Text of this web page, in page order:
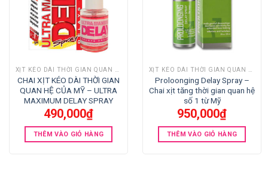
XỊT KÉO DÀI THỜI GIAN QUAN HỆ
CHAI XỊT KÉO DÀI THỜI GIAN
QUAN HỆ CỦA MỸ – ULTRA
MAXIMUM DELAY SPRAY
490,000₫
THÊM VÀO GIỎ HÀNG
XỊT KÉO DÀI THỜI GIAN QUAN HỆ
Proloonging Delay Spray –
Chai xịt tăng thời gian quan hệ
số 1 từ Mỹ
950,000₫
THÊM VÀO GIỎ HÀNG